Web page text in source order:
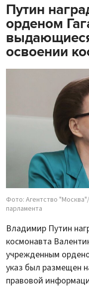
Путин
орденом
освоении
Фото: Агентство
парламента
Владимир Путин
космонавта
учрежденным
указ был размещен
правовой